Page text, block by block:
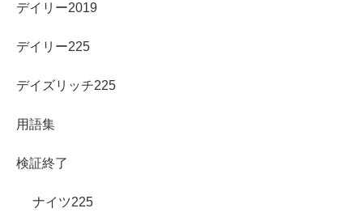
デイリー2019
デイリー225
デイズリッチ225
用語集
検証終了
ナイツ225